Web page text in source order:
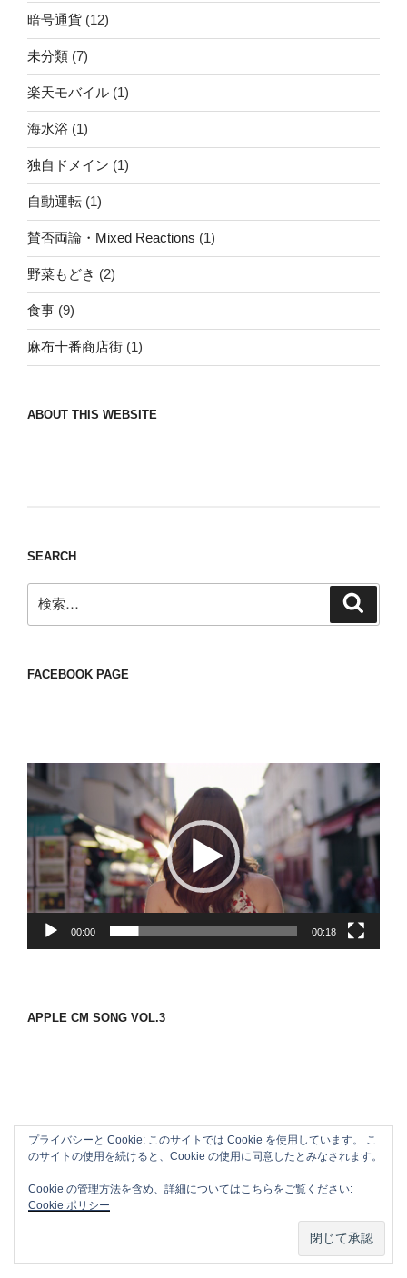
暗号通貨 (12)
未分類 (7)
楽天モバイル (1)
海水浴 (1)
独自ドメイン (1)
自動運転 (1)
賛否両論・Mixed Reactions (1)
野菜もどき (2)
食事 (9)
麻布十番商店街 (1)
ABOUT THIS WEBSITE
SEARCH
索:
FACEBOOK PAGE
動
画
プ
レ
ー
ヤ
ー
00:00 00:18
APPLE CM SONG VOL.3
プライバシーと Cookie: このサイトでは Cookie を使用しています。 こ
のサイトの使用を続けると、Cookie の使用に同意したとみなされます。
Cookie の管理方法を含め、詳細についてはこちらをご覧ください:
Cookie ポリシー